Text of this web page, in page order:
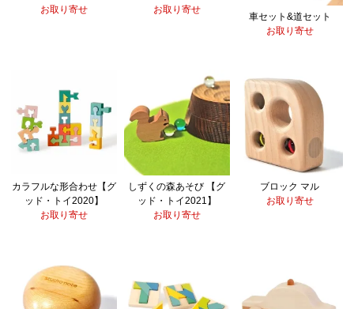
お取り寄せ
お取り寄せ
車セット&道セット
お取り寄せ
カラフルな形合わせ【グ
ッド・トイ2020】
お取り寄せ
しずくの森あそび 【グ
ッド・トイ2021】
お取り寄せ
ブロック マル
お取り寄せ